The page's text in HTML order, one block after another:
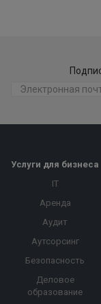
Услуги для бизнеса
IT
Аренда
Аудит
Аутсорсинг
Безопасность
Деловое
образование